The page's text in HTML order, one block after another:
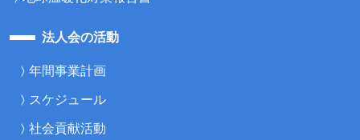
法人会の活動
年間事業計画
スケジュール
社会貢献活動